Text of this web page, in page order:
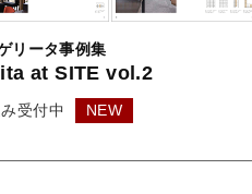
リータ事例集
at SITE vol.2
受付中 NEW